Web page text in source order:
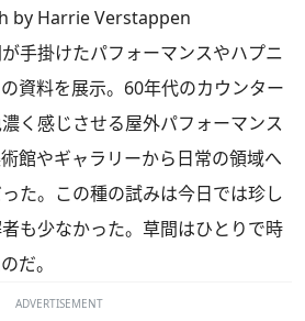
by Harrie Verstappen
手掛けたパフォーマンスやハプニ
資料を展示。60年代のカウンター
く感じさせる屋外パフォーマンス
館やギャラリーから日常の領域へ
た。この種の試みは今日では珍し
も少なかった。草間はひとりで時
だ。
ADVERTISEMENT